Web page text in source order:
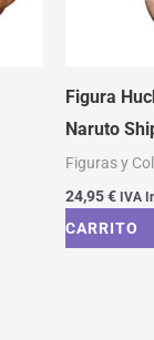
Figura
Naruto
Figuras y
24,95€ IVA
CARRITO